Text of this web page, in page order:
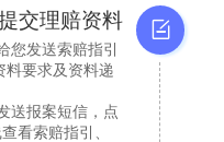
交理赔资料
您发送索赔指引
料要求及资料递
送报案短信，点
看索赔指引、